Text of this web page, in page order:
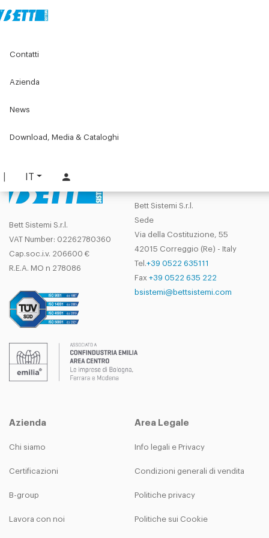
IT
Contatti
Azienda
News
Download, Media & Cataloghi
Ricerca
Bett Sistemi S.r.l.
VAT Number: 02262780360
Cap.soc.i.v. 206600 €
R.E.A. MO n 278086
Bett Sistemi S.r.l.
Sede
Via della Costituzione, 55
42015 Correggio (Re) - Italy
Tel.+39 0522 635111
Fax +39 0522 635 222
bsistemi@bettsistemi.com
Azienda
Chi siamo
Certificazioni
B-group
Lavora con noi
Area Legale
Info legali e Privacy
Condizioni generali di vendita
Politiche privacy
Politiche sui Cookie